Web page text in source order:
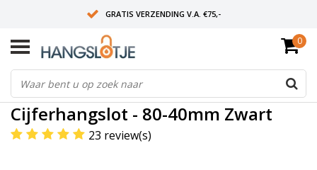
GRATIS VERZENDING V.A. €75,-
OP WERKDAGEN VOOR 15:00 BESTELD? VOLGENDE DAG OP SLOT!
ALLES UIT VOORRAAD
0
Home/ Cijferhangslot - 80-40mm Zwart
Cijferhangslot - 80-40mm Zwart
23 review(s)